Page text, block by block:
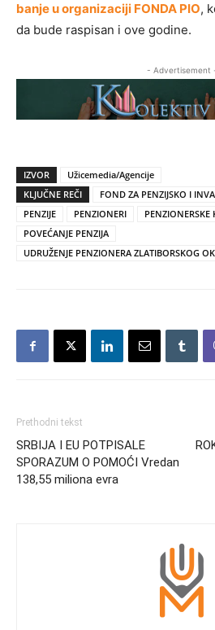
banje u organizaciji FONDA PIO,
da bude raspisan i ove godine.
- Advertisement
IZVOR
Užicemedia/Agencije
KLJUČNE REČI
FOND ZA PENZIJSKO I
PENZIJE
PENZIONERI
PENZIONERSKE
POVEĆANJE PENZIJA
UDRUŽENJE PENZIONERA ZLATIBORSKOG
Prethodni tekst
SRBIJA I EU POTPISALE
SPORAZUM O POMOĆI Vredan
138,55 miliona evra